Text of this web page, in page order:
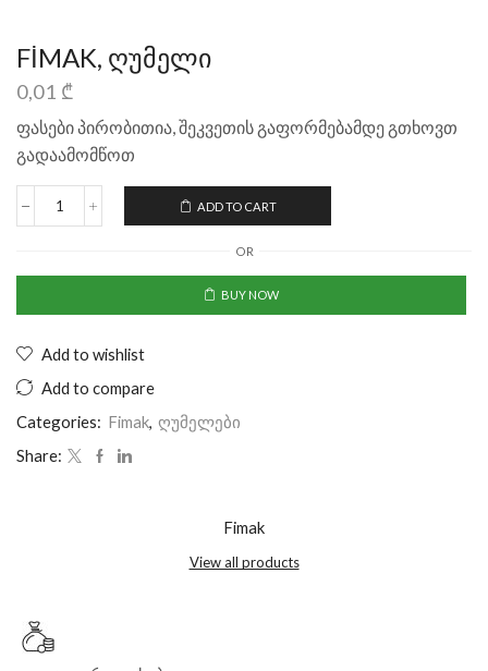
FİMAK, ღუმელი
0,01 ₾
ფასები პირობითია, შეკვეთის გაფორმებამდე გთხოვთ
გადაამომწოთ
ADD TO CART
OR
BUY NOW
Add to wishlist
Add to compare
Categories: Fimak, ღუმელები
Share:
Fimak
View all products